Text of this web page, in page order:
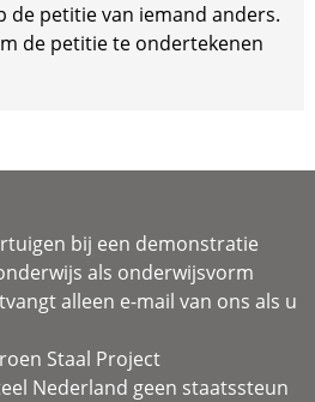
de petitie van iemand anders.
de petitie te ondertekenen
bij een demonstratie
als onderwijsvorm
alleen e-mail van ons als u
Staal Project
Nederland geen staatssteun